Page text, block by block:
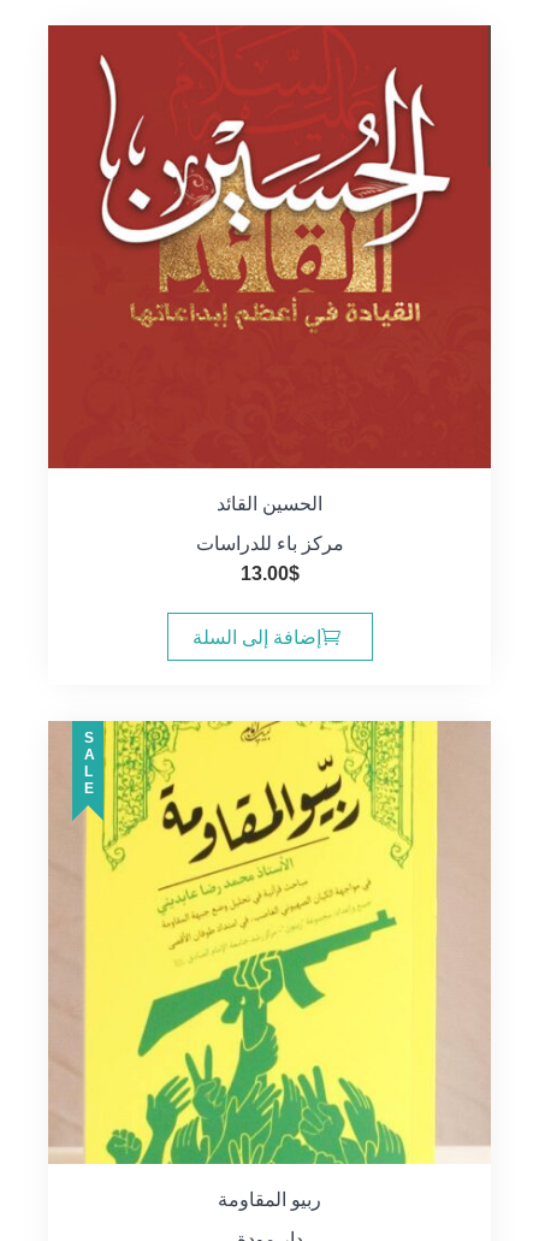
الحسين القائد
مركز باء للدراسات
13.00$
إضافة إلى السلة
SALE
ربيو المقاومة